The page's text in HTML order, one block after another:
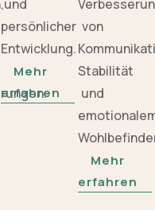
und
persönlicher
Entwicklung.
Mehr
erfahren
von
Stabilität
und
Mehr
erfahren